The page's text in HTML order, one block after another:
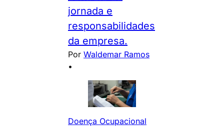
jornada e
responsabilidades
da empresa.
Por Waldemar Ramos
•
Doença Ocupacional